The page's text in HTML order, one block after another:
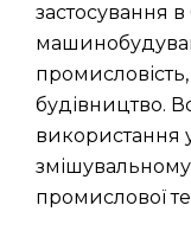
застосування
будівництво.
використання
промислової